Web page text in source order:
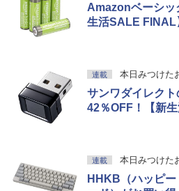
Amazonベーシッ
生活SALE FINAL
連載 本日みつけた
サンワダイレク
42％OFF！【新
連載 本日みつけた
HHKB（ハッピ